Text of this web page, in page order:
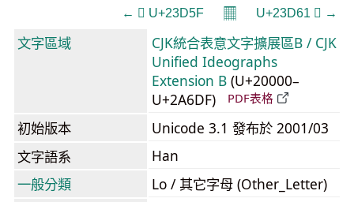
← 𣵟 U+23D5F 𝄜 U+23D61 𣵡 →
文字區域
CJK統合表意文字擴展區B / CJK
Unified Ideographs
Extension B (U+20000–
U+2A6DF)
PDF表格
初始版本
Unicode 3.1 發布於 2001/03
文字語系
Han
一般分類
Lo / 其它字母 (Other_Letter)